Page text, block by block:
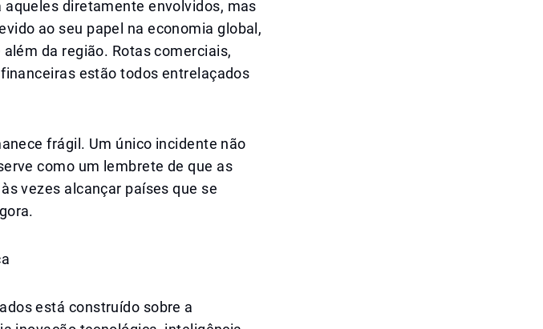
diretamente envolvidos, mas
ao seu papel na economia global,
da região. Rotas comerciais,
estão todos entrelaçados
frágil. Um único incidente não
como um lembrete de que as
vezes alcançar países que se
está construído sobre a